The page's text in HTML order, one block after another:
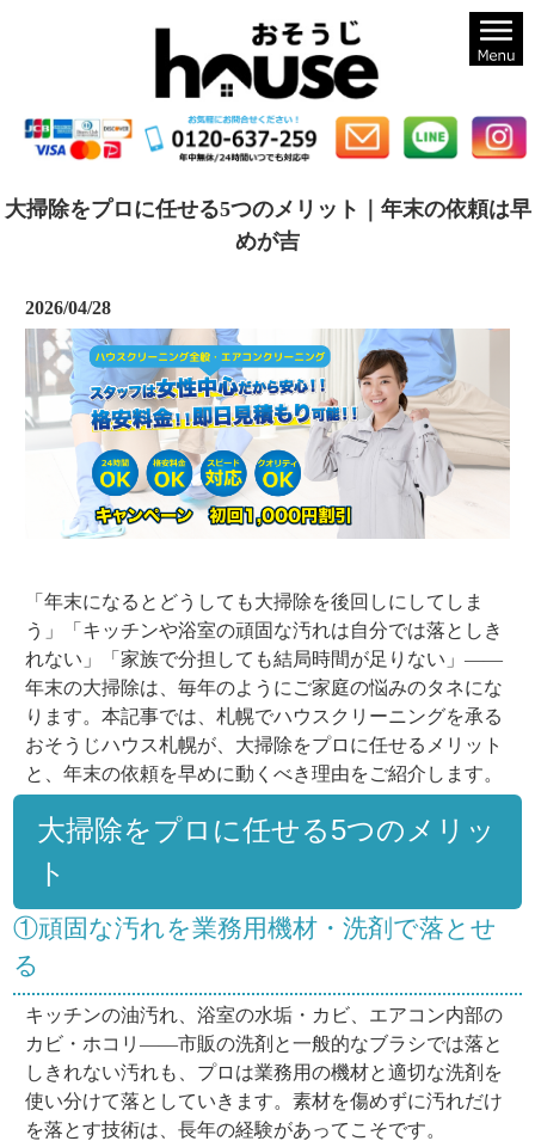
大掃除をプロに任せる5つのメリット｜年末の依頼は早
めが吉
2026/04/28
「年末になるとどうしても大掃除を後回しにしてしま
う」「キッチンや浴室の頑固な汚れは自分では落としき
れない」「家族で分担しても結局時間が足りない」——
年末の大掃除は、毎年のようにご家庭の悩みのタネにな
ります。本記事では、札幌でハウスクリーニングを承る
おそうじハウス札幌が、大掃除をプロに任せるメリット
と、年末の依頼を早めに動くべき理由をご紹介します。
大掃除をプロに任せる5つのメリッ
ト
①頑固な汚れを業務用機材・洗剤で落とせ
る
キッチンの油汚れ、浴室の水垢・カビ、エアコン内部の
カビ・ホコリ——市販の洗剤と一般的なブラシでは落と
しきれない汚れも、プロは業務用の機材と適切な洗剤を
使い分けて落としていきます。素材を傷めずに汚れだけ
を落とす技術は、長年の経験があってこそです。